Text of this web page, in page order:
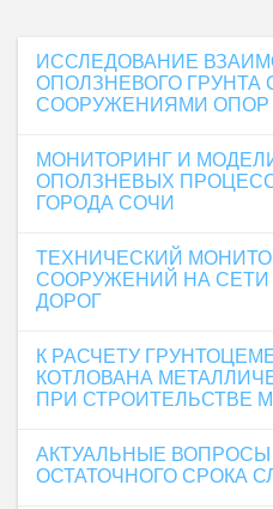
ИССЛЕДОВАНИЕ
ОПОЛЗНЕВОГО
СООРУЖЕНИЯМИ ОПОР
МОНИТОРИНГ И
ОПОЛЗНЕВЫХ
ГОРОДА СОЧИ
ТЕХНИЧЕСКИЙ
СООРУЖЕНИЙ НА
ДОРОГ
К РАСЧЕТУ
КОТЛОВАНА
ПРИ СТРОИТЕЛЬСТВЕ
АКТУАЛЬНЫЕ ВОПРОСЫ
ОСТАТОЧНОГО СРОКА